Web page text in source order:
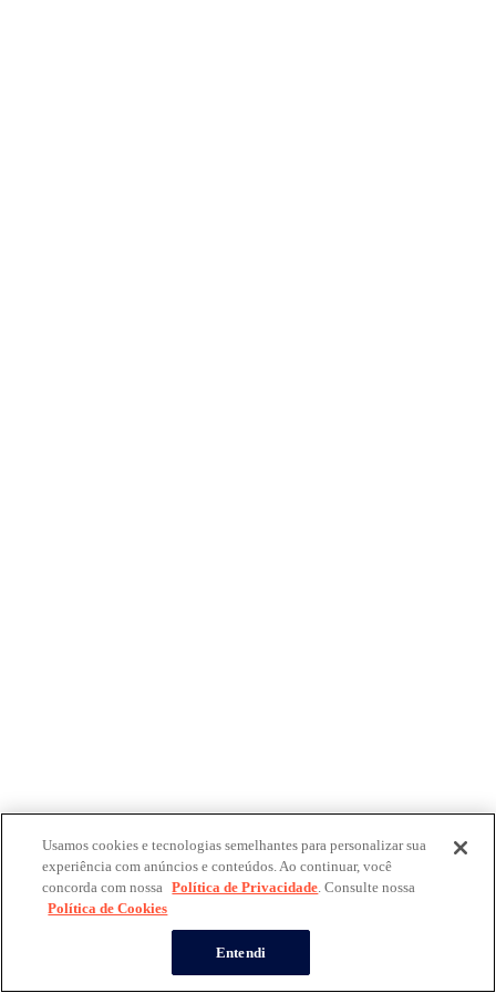
Usamos cookies e tecnologias semelhantes para personalizar sua
experiência com anúncios e conteúdos. Ao continuar, você
concorda com nossa Política de Privacidade. Consulte nossa
Política de Cookies
Entendi